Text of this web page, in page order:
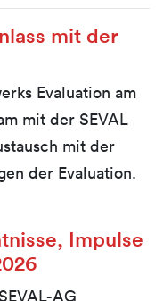
mit der
Evaluation am
mit der SEVAL
mit der
der Evaluation.
Impulse
AG